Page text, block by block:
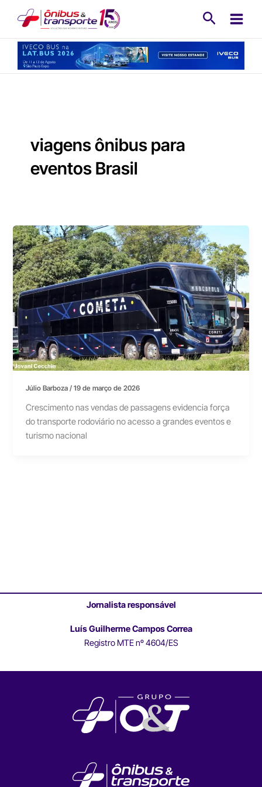
conteúdo
viagens ônibus para
eventos Brasil
Júlio Barboza/19 de março de 2026
Crescimento nas vendas de passagens evidencia força
do transporte rodoviário no acesso a grandes eventos e
turismo nacional
Jornalista responsável
Luís Guilherme Campos Correa
Registro MTE nº 4604/ES